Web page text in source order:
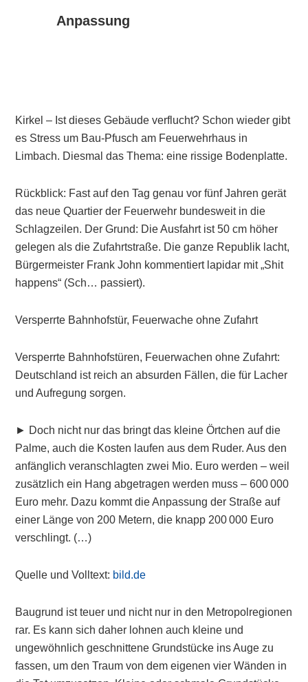
Anpassung
Kirkel – Ist dieses Gebäude verflucht? Schon wieder gibt
es Stress um Bau-Pfusch am Feuerwehrhaus in
Limbach. Diesmal das Thema: eine rissige Bodenplatte.
Rückblick: Fast auf den Tag genau vor fünf Jahren gerät
das neue Quartier der Feuerwehr bundesweit in die
Schlagzeilen. Der Grund: Die Ausfahrt ist 50 cm höher
gelegen als die Zufahrtstraße. Die ganze Republik lacht,
Bürgermeister Frank John kommentiert lapidar mit „Shit
happens“ (Sch… passiert).
Versperrte Bahnhofstür, Feuerwache ohne Zufahrt
Versperrte Bahnhofstüren, Feuerwachen ohne Zufahrt:
Deutschland ist reich an absurden Fällen, die für Lacher
und Aufregung sorgen.
► Doch nicht nur das bringt das kleine Örtchen auf die
Palme, auch die Kosten laufen aus dem Ruder. Aus den
anfänglich veranschlagten zwei Mio. Euro werden – weil
zusätzlich ein Hang abgetragen werden muss – 600 000
Euro mehr. Dazu kommt die Anpassung der Straße auf
einer Länge von 200 Metern, die knapp 200 000 Euro
verschlingt. (…)
Quelle und Volltext: bild.de
Baugrund ist teuer und nicht nur in den Metropolregionen
rar. Es kann sich daher lohnen auch kleine und
ungewöhnlich geschnittene Grundstücke ins Auge zu
fassen, um den Traum von dem eigenen vier Wänden in